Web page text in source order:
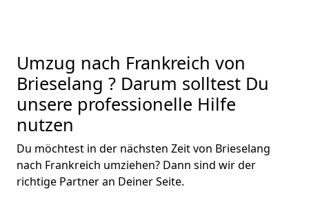
Umzug nach Frankreich von
Brieselang ? Darum solltest Du
unsere professionelle Hilfe
nutzen
Du möchtest in der nächsten Zeit von Brieselang
nach Frankreich umziehen? Dann sind wir der
richtige Partner an Deiner Seite.